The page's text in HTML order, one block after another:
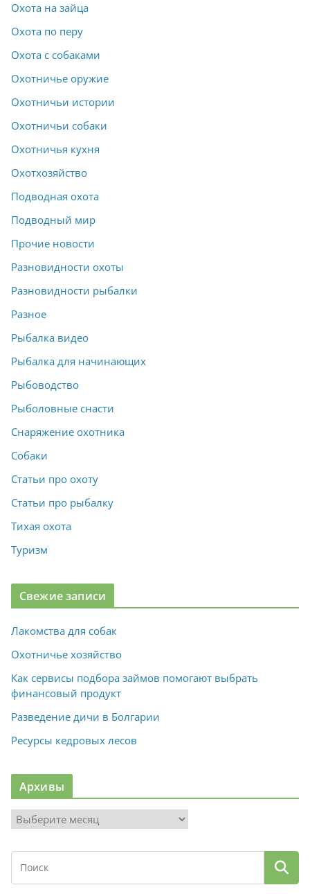
Охота на зайца
Охота по перу
Охота с собаками
Охотничье оружие
Охотничьи истории
Охотничьи собаки
Охотничья кухня
Охотхозяйство
Подводная охота
Подводный мир
Прочие новости
Разновидности охоты
Разновидности рыбалки
Разное
Рыбалка видео
Рыбалка для начинающих
Рыбоводство
Рыболовные снасти
Снаряжение охотника
Собаки
Статьи про охоту
Статьи про рыбалку
Тихая охота
Туризм
Свежие записи
Лакомства для собак
Охотничье хозяйство
Как сервисы подбора займов помогают выбрать
финансовый продукт
Разведение дичи в Болгарии
Ресурсы кедровых лесов
Архивы
х
в